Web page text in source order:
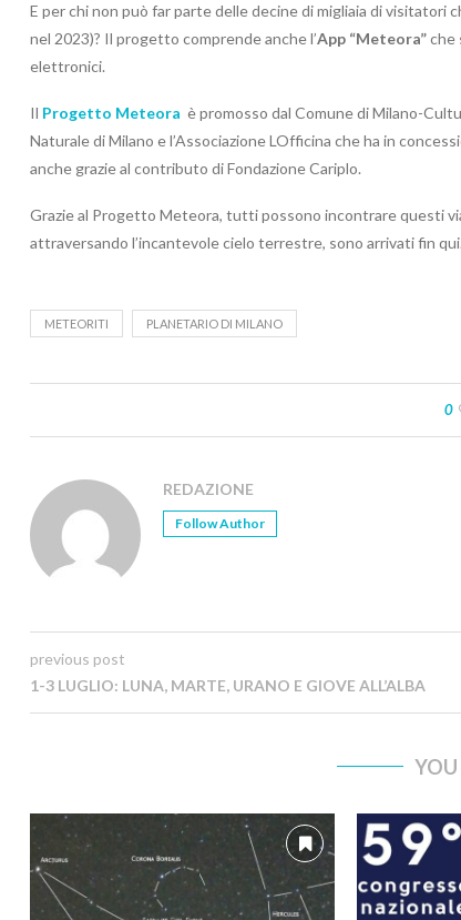
E per chi non può far parte delle decine di migliaia di visitatori
nel 2023)? Il progetto comprende anche l’App “Meteora”che
elettronici.
Il Progetto Meteora è promosso dal Comune di Milano-
Naturale di Milano e l’Associazione LOfficina che ha in
anche grazie al contributo di Fondazione Cariplo.
Grazie al Progetto Meteora, tutti possono incontrare questi
attraversando l’incantevole cielo terrestre, sono arrivati fin qui.
METEORITI PLANETARIO DI MILANO
0
REDAZIONE
Follow Author
previous post
1-3 LUGLIO: LUNA, MARTE, URANO E GIOVE ALL’ALBA
YOU